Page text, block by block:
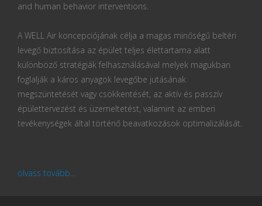
and human behavior interventions.
A WELL Air koncepciójának célja a magas minőségű beltéri
levegő biztosítása az épület teljes élettartama alatt
különböző stratégiák felhasználásával melyek magukban
foglalják a káros anyagok levegőbe jutásának
megszüntetését vagy csökkentését, az aktív és passzív
épülettervezést és üzemeltetést, valamint az emberi
tevékenységek által történő beavatkozások optimalizálását.
olvass tovább...